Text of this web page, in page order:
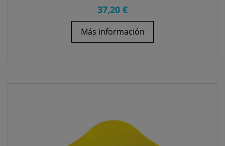
37,20 €
Más información